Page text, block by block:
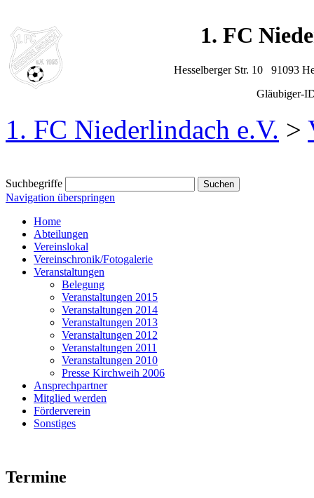
1. FC
Hesselberger Str. 10 91093
Gläubiger-
1. FC Niederlindach e.V. >
Suchbegriffe
Navigation überspringen
Home
Abteilungen
Vereinslokal
Vereinschronik/Fotogalerie
Veranstaltungen
Belegung
Veranstaltungen 2015
Veranstaltungen 2014
Veranstaltungen 2013
Veranstaltungen 2012
Veranstaltungen 2011
Veranstaltungen 2010
Presse Kirchweih 2006
Ansprechpartner
Mitglied werden
Förderverein
Sonstiges
Termine